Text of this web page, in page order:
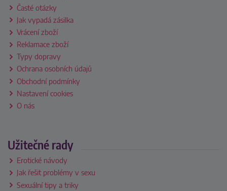
Časté otázky
Jak vypadá zásilka
Vrácení zboží
Reklamace zboží
Typy dopravy
Ochrana osobních údajů
Obchodní podmínky
Nastavení cookies
O nás
Užitečné rady
Erotické návody
Jak řešit problémy v sexu
Sexuální tipy a triky